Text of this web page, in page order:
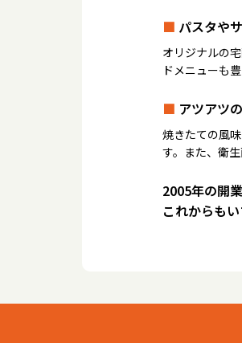
■ パスタや
オリジナルの
ドメニューも
■ アツアツ
焼きたての風
す。また、衛
2005年の開
これからも